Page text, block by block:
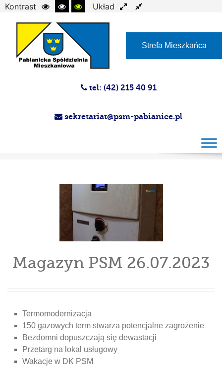
Kontrast
Układ
Strefa Mieszkańca
tel: (42) 215 40 91
sekretariat@psm-pabianice.pl
Magazyn PSM 26.07.2023
Termomodernizacja
150 gazowych term stwarza potencjalne zagrożenie
Bezdomni dopuszczają się dewastacji
Przetarg na lokal usługowy
Wakacje w DK PSM